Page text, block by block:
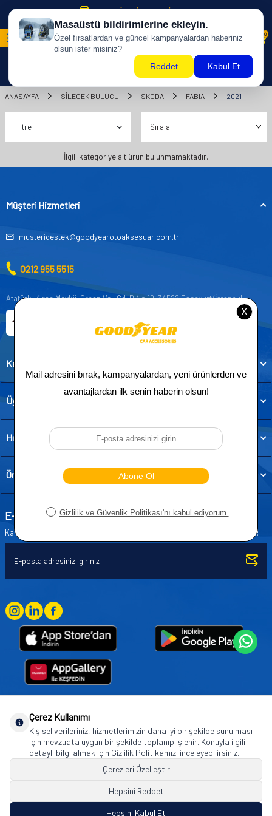
500 TL ÜZERİ KARGO BİZDEN !
0
ANASAYFA SILECEK BULUCU SKODA FABIA 2021
Filtre
İlgili kategoriye ait ürün bulunmamaktadır.
Müşteri Hizmetleri
musteridestek@goodyearotoaksesuar.com.tr
0212 955 5515
Atatürk, Kıraç Mevkii, Orhan Veli Cd. D:No:19, 34522 Esenyurt/İstanbul
Kategoriler
Üye
Hızlı Erişim
Önemli Bilgiler
E-Bülten Aboneliği
Kampanya ve yeniliklerden haberdar olmak için e-bültenimize abone olun!
Goodyear (and Winged Foot Design) are trademarks of or licensed to The Goodyear
Tire & Rubber Company used under license by Basbug Group Company,
Istanbul/Türkiye. © 2026 The Goodyear Tire & Rubber Company.
Çerez Kullanımı
Kişisel verileriniz, hizmetlerimizin daha iyi bir şekilde sunulması
için mevzuata uygun bir şekilde toplanıp işlenir. Konuyla ilgili
detaylı bilgi almak için Gizlilik Politikamızı inceleyebilirsiniz.
Çerezleri Özelleştir
Hepsini Reddet
Hepsini Kabul Et